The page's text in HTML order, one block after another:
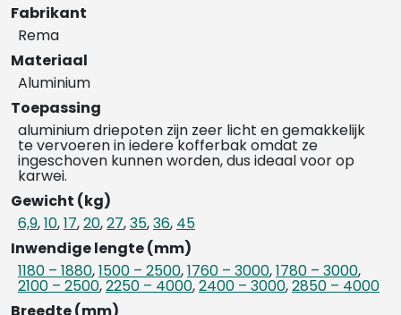
Fabrikant
Rema
Materiaal
Aluminium
Toepassing
aluminium driepoten zijn zeer licht en gemakkelijk
te vervoeren in iedere kofferbak omdat ze
ingeschoven kunnen worden, dus ideaal voor op
karwei.
Gewicht (kg)
6,9,10,17,20,27,35,36, 45
Inwendige lengte (mm)
1180 – 1880,1500 – 2500,1760 – 3000,1780 – 3000,
2100 – 2500,2250 – 4000,2400 – 3000,2850 – 4000